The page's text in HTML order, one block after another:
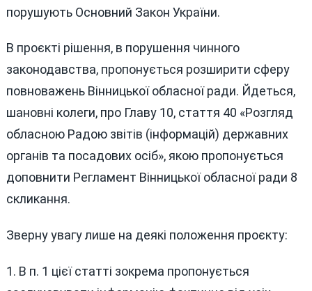
порушують Основний Закон України.
В проєкті рішення, в порушення чинного
законодавства, пропонується розширити сферу
повноважень Вінницької обласної ради. Йдеться,
шановні колеги, про Главу 10, стаття 40 «Розгляд
обласною Радою звітів (інформацій) державних
органів та посадових осіб», якою пропонується
доповнити Регламент Вінницької обласної ради 8
скликання.
Зверну увагу лише на деякі положення проєкту:
1. В п. 1 цієї статті зокрема пропонується